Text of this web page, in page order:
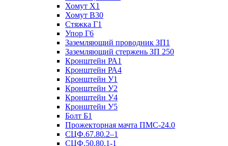
Хомут Х1
Хомут В30
Стяжка Г1
Упор Г6
Заземляющий проводник ЗП1
Заземляющий стержень ЗП 250
Кронштейн РА1
Кронштейн РА4
Кронштейн У1
Кронштейн У2
Кронштейн У4
Кронштейн У5
Болт Б1
Прожекторная мачта ПМС-24.0
СЦФ.67.80.2–1
СЦФ.50.80.1-1